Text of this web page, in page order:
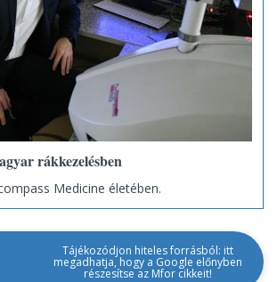
rákkezelésben
Medicine életében.
Tájékozódjon hiteles forrásból: itt
megadhatja, hogy a Google előnyben
részesítse az Mfor cikkeit!